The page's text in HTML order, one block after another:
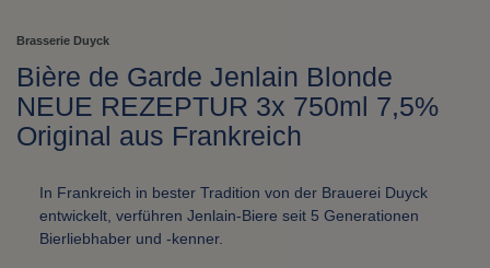
Brasserie Duyck
Bière de Garde Jenlain Blonde
NEUE REZEPTUR 3x 750ml 7,5%
Original aus Frankreich
In Frankreich in bester Tradition von der Brauerei Duyck
entwickelt, verführen Jenlain-Biere seit 5 Generationen
Bierliebhaber und -kenner.